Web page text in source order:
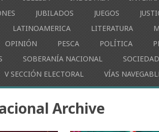
JUBILADOS JUEGOS
LATINOAMERICA LITERATURA
OPINIÓN PESCA POLÍTICA
SOBERANÍA NACIONAL SOCIEDAD
V SECCIÓN ELECTORAL VÍAS
Archive